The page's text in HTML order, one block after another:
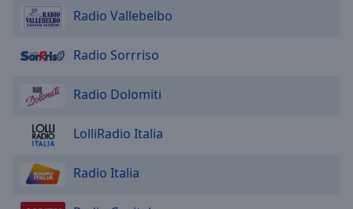
Radio Vallebelbo
Radio Sorrriso
Radio Dolomiti
LolliRadio Italia
Radio Italia